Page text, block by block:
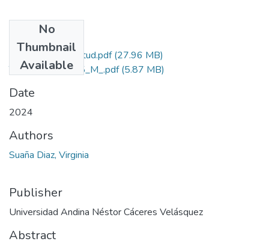
No
Thumbnail
Available
Grado de Similitud.pdf(27.96 MB)
T036_41996835_M_.pdf(5.87 MB)
Date
2024
Authors
Suaña Diaz, Virginia
Publisher
Universidad Andina Néstor Cáceres Velásquez
Abstract